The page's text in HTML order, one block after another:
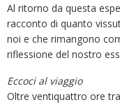
Al ritorno da questa
racconto di quanto
noi e che rimangono
riflessione del nostro
Eccoci al viaggio
Oltre ventiquattro ore